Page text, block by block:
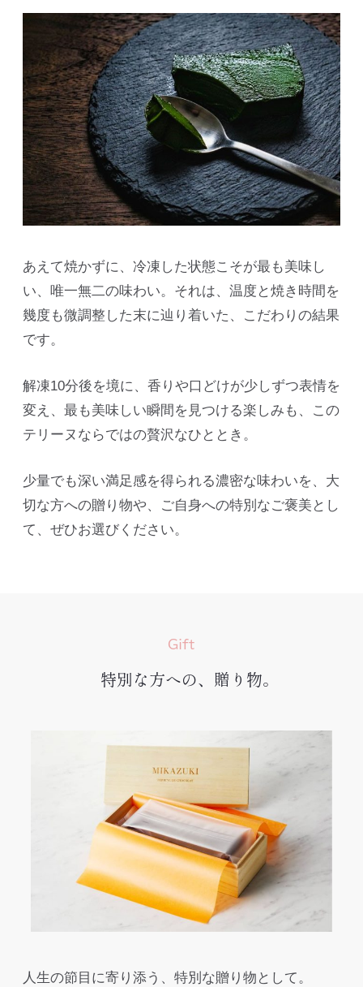
あえて焼かずに、冷凍した状態こそが最も美味し
い、唯一無二の味わい。それは、温度と焼き時間を
幾度も微調整した末に辿り着いた、こだわりの結果
です。
解凍10分後を境に、香りや口どけが少しずつ表情を
変え、最も美味しい瞬間を見つける楽しみも、この
テリーヌならではの贅沢なひととき。
少量でも深い満足感を得られる濃密な味わいを、大
切な方への贈り物や、ご自身への特別なご褒美とし
て、ぜひお選びください。
Gift
特別な方への、贈り物。
人生の節目に寄り添う、特別な贈り物として。